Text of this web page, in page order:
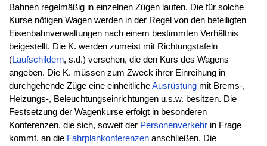
Bahnen regelmäßig in einzelnen Zügen laufen. Die für solche
Kurse nötigen Wagen werden in der Regel von den beteiligten
Eisenbahnverwaltungen nach einem bestimmten Verhältnis
beigestellt. Die K. werden zumeist mit Richtungstafeln
(Laufschildern, s.d.) versehen, die den Kurs des Wagens
angeben. Die K. müssen zum Zweck ihrer Einreihung in
durchgehende Züge eine einheitlicheAusrüstungmit Brems-,
Heizungs-, Beleuchtungseinrichtungen u.s.w. besitzen. Die
Festsetzung der Wagenkurse erfolgt in besonderen
Konferenzen, die sich, soweit der Personenverkehrin Frage
kommt, an die Fahrplankonferenzenanschließen. Die